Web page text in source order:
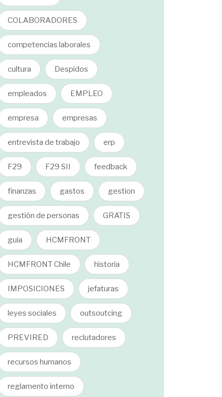
COLABORADORES
competencias laborales
cultura Despidos
empleados EMPLEO
empresa empresas
entrevista de trabajo erp
F29 F29 SII feedback
finanzas gastos gestion
gestión de personas GRATIS
guia HCMFRONT
HCMFRONT Chile historia
IMPOSICIONES jefaturas
leyes sociales outsoutcing
PREVIRED reclutadores
recursos humanos
reglamento interno